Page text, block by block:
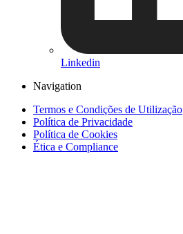
Linkedin
Navigation
Termos e Condições de Utilização
Política de Privacidade
Política de Cookies
Ética e Compliance